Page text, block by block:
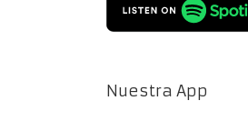
Nuestra App